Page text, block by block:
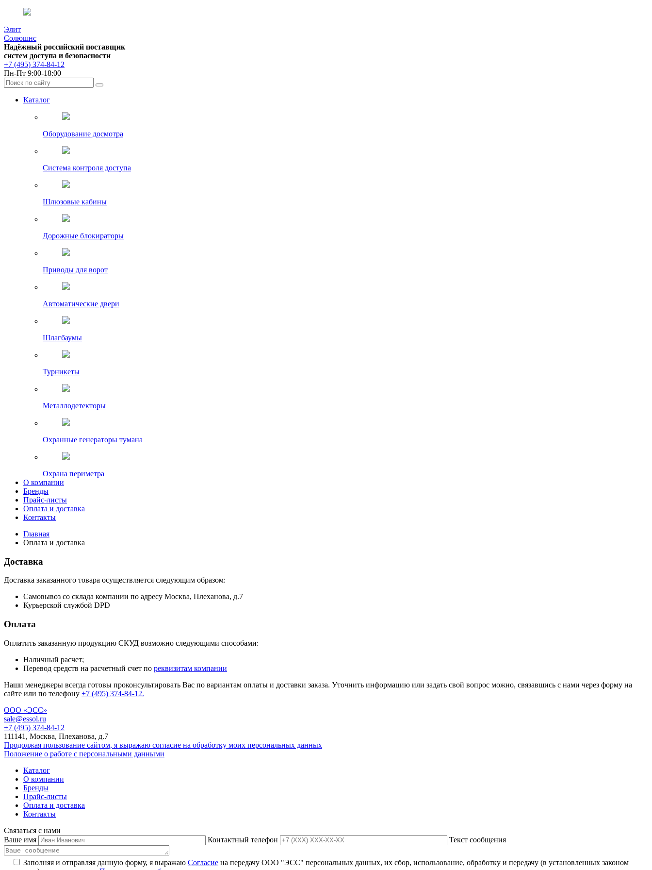
Элит
Солюшнс
Надёжный российский поставщик
систем доступа и безопасности
+7 (495) 374-84-12
Пн-Пт 9:00-18:00
Каталог
Оборудование досмотра
Система контроля доступа
Шлюзовые кабины
Дорожные блокираторы
Приводы для ворот
Автоматические двери
Шлагбаумы
Турникеты
Металлодетекторы
Охранные генераторы тумана
Охрана периметра
О компании
Бренды
Прайс-листы
Оплата и доставка
Контакты
Главная
Оплата и доставка
Доставка
Доставка заказанного товара осуществляется следующим образом:
Самовывоз со склада компании по адресу Москва, Плеханова, д.7
Курьерской службой DPD
Оплата
Оплатить заказанную продукцию СКУД возможно следующими способами:
Наличный расчет;
Перевод средств на расчетный счет по реквизитам компании
Наши менеджеры всегда готовы проконсультировать Вас по вариантам оплаты и доставки заказа. Уточнить информацию или задать свой вопрос можно, связавшись с нами через форму на
сайте или по телефону +7 (495) 374-84-12.
ООО «ЭСС»
sale@essol.ru
+7 (495) 374-84-12
111141, Москва, Плеханова, д.7
Продолжая пользование сайтом, я выражаю согласие на обработку моих персональных данных
Положение о работе с персональными данными
Каталог
О компании
Бренды
Прайс-листы
Оплата и доставка
Контакты
Связаться с нами
Ваше имя
Контактный телефон Текст сообщения
Заполняя и отправляя данную форму, я выражаю Согласие на передачу ООО "ЭСС" персональных данных, их сбор, использование, обработку и передачу (в установленных законом